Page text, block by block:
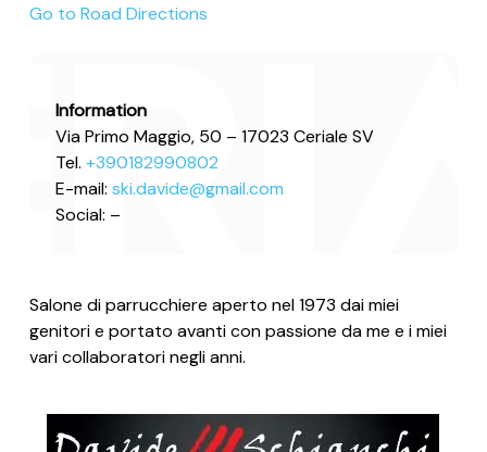
Go to Road Directions
Information
Via Primo Maggio, 50 – 17023 Ceriale SV
Tel. +390182990802
E-mail: ski.davide@gmail.com
Social: –
Salone di parrucchiere aperto nel 1973 dai miei
genitori e portato avanti con passione da me e i miei
vari collaboratori negli anni.